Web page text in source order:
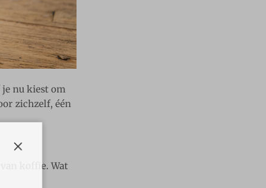
nu kiest om
zichzelf, één
koffie. Wat